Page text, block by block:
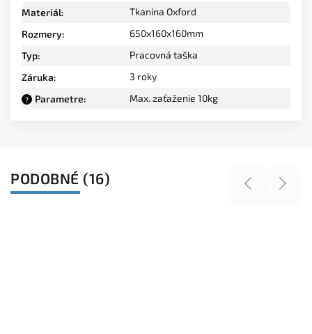
Materiál:
Tkanina Oxford
Rozmery:
650x160x160mm
Typ:
Pracovná taška
Záruka: 3 roky
? Parametre: Max. zaťaženie 10kg
PODOBNÉ (16) Previous Next